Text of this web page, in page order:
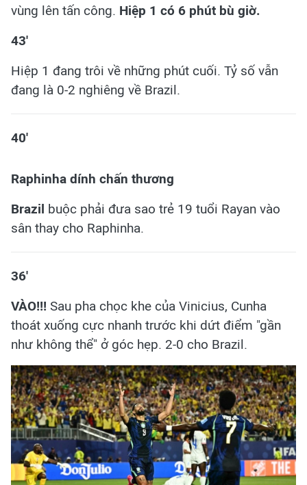
vùng lên tấn công. Hiệp 1 có 6 phút bù giờ.
43'
Hiệp 1 đang trôi về những phút cuối. Tỷ số vẫn
đang là 0-2 nghiêng về Brazil.
40'
Raphinha dính chấn thương
Brazil buộc phải đưa sao trẻ 19 tuổi Rayan vào
sân thay cho Raphinha.
36'
VÀO!!! Sau pha chọc khe của Vinicius, Cunha
thoát xuống cực nhanh trước khi dứt điểm "gần
như không thể" ở góc hẹp. 2-0 cho Brazil.